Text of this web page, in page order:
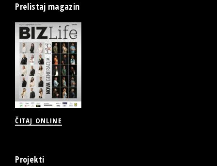
Prelistaj magazin
ČITAJ ONLINE
Projekti